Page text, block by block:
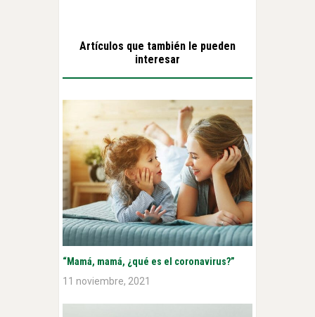
Artículos que también le pueden
interesar
“Mamá, mamá, ¿qué es el coronavirus?”
11 noviembre, 2021